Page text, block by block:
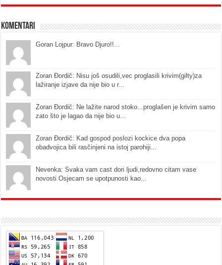
Komentari
Goran Lojpur: Bravo Djuro!!...
Zoran Đordič: Nisu još osudili,vec proglasili krivim(gilty)za
lažiranje izjave da nije bio u r...
Zoran Đordič: Ne lažite narod stoko...proglašen je krivim samo
zato što je lagao da nije bio u...
Zoran Đordič: Kad gospod poslozi kockice dva popa
obadvojica bili rasčinjeni na istoj parohiji...
Nevenka: Svaka vam cast dori ljudi,redovno citam vase
novosti Osjecam se upotpunosti kao...